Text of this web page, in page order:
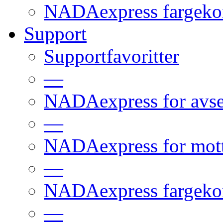
NADAexpress
Support
Supportfavoritter
—
NADAexpress for
—
NADAexpress for
—
NADAexpress
—